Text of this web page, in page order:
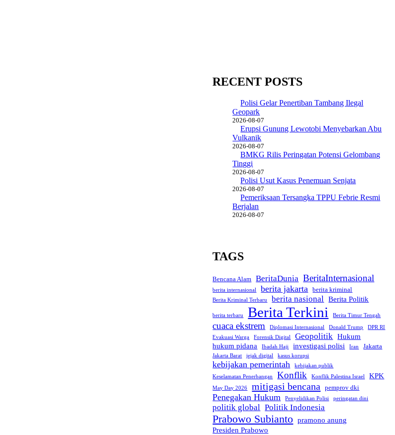
RECENT POSTS
Polisi Gelar Penertiban Tambang Ilegal
Geopark
2026-08-07
Erupsi Gunung Lewotobi Menyebarkan Abu
Vulkanik
2026-08-07
BMKG Rilis Peringatan Potensi Gelombang
Tinggi
2026-08-07
Polisi Usut Kasus Penemuan Senjata
2026-08-07
Pemeriksaan Tersangka TPPU Febrie Resmi
Berjalan
2026-08-07
TAGS
Bencana Alam BeritaDunia BeritaInternasional
berita internasional berita jakarta berita kriminal
Berita Kriminal Terbaru berita nasional Berita Politik
berita terbaru Berita Terkini Berita Timur Tengah
cuaca ekstrem Diplomasi Internasional Donald Trump
DPR RI
Evakuasi Warga
Forensik Digital Geopolitik Hukum
hukum pidana
Ibadah Haji investigasi polisi Iran Jakarta
Jakarta Barat jejak digital kasus korupsi
kebijakan pemerintah
kebijakan publik
Keselamatan Penerbangan
Konflik Konflik Palestina Israel KPK
May Day 2026 mitigasi bencana pemprov dki
Penegakan Hukum Penyelidikan Polisi peringatan dini
politik global Politik Indonesia
Prabowo Subianto pramono anung
Presiden Prabowo